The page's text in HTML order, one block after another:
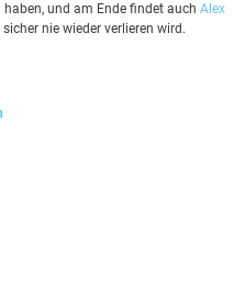
und am Ende findet auch Alex
nie wieder verlieren wird.